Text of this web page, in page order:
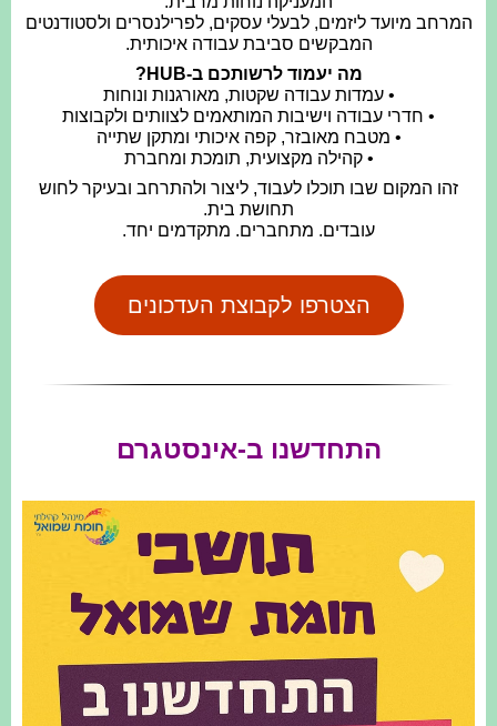
המרחב מיועד ליזמים, לבעלי עסקים, לפרילנסרים ולסטודנטים
המבקשים סביבת עבודה איכותית.
מה יעמוד לרשותכם ב-HUB?
• עמדות עבודה שקטות, מאורגנות ונוחות
• חדרי עבודה וישיבות המותאמים לצוותים ולקבוצות
• מטבח מאובזר, קפה איכותי ומתקן שתייה
• קהילה מקצועית, תומכת ומחברת
זהו המקום שבו תוכלו לעבוד, ליצור ולהתרחב ובעיקר לחוש
תחושת בית.
עובדים. מתחברים. מתקדמים יחד.
הצטרפו לקבוצת העדכונים
התחדשנו ב-אינסטגרם